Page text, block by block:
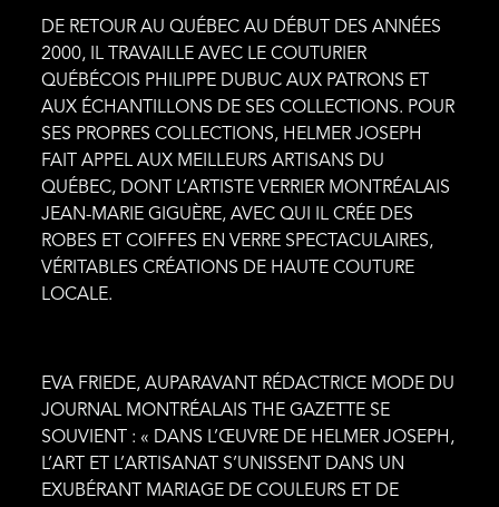
DE RETOUR AU QUÉBEC AU DÉBUT DES ANNÉES
2000, IL TRAVAILLE AVEC LE COUTURIER
QUÉBÉCOIS PHILIPPE DUBUC AUX PATRONS ET
AUX ÉCHANTILLONS DE SES COLLECTIONS. POUR
SES PROPRES COLLECTIONS, HELMER JOSEPH
FAIT APPEL AUX MEILLEURS ARTISANS DU
QUÉBEC, DONT L’ARTISTE VERRIER MONTRÉALAIS
JEAN-MARIE GIGUÈRE, AVEC QUI IL CRÉE DES
ROBES ET COIFFES EN VERRE SPECTACULAIRES,
VÉRITABLES CRÉATIONS DE HAUTE COUTURE
LOCALE.
EVA FRIEDE, AUPARAVANT RÉDACTRICE MODE DU
JOURNAL MONTRÉALAIS THE GAZETTE SE
SOUVIENT : « DANS L’ŒUVRE DE HELMER JOSEPH,
L’ART ET L’ARTISANAT S’UNISSENT DANS UN
EXUBÉRANT MARIAGE DE COULEURS ET DE